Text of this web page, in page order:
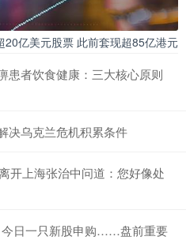
20亿美元股票 此前套现超85亿港元
患者饮食健康：三大核心原则
决乌克兰危机积累条件
开上海张治中问道：您好像处
今日一只新股申购……盘前重要